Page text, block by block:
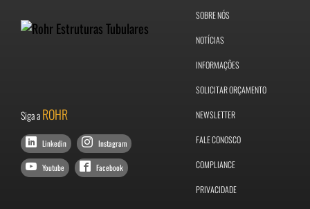
Siga aROHR
Linkedin Instagram
Youtube Facebook
SOBRE NÓS
NOTÍCIAS
INFORMAÇÕES
SOLICITAR ORÇAMENTO
NEWSLETTER
FALE CONOSCO
COMPLIANCE
PRIVACIDADE